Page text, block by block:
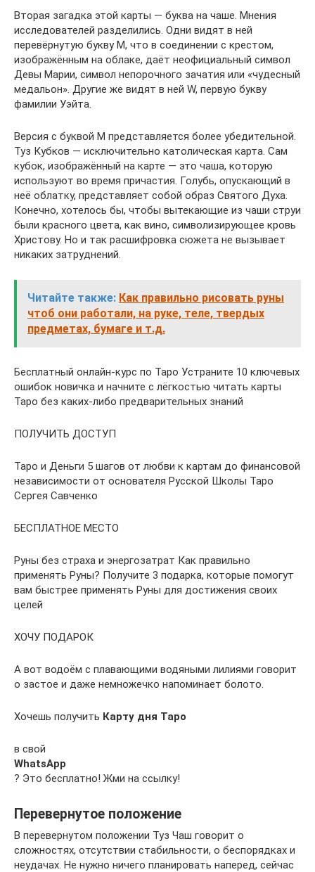
Вторая загадка этой карты ― буква на чаше. Мнения
исследователей разделились. Одни видят в ней
перевёрнутую букву М, что в соединении с крестом,
изображённым на облаке, даёт неофициальный символ
Девы Марии, символ непорочного зачатия или «чудесный
медальон». Другие же видят в ней W, первую букву
фамилии Уэйта.
Версия с буквой М представляется более убедительной.
Туз Кубков ― исключительно католическая карта. Сам
кубок, изображённый на карте ― это чаша, которую
используют во время причастия. Голубь, опускающий в
неё облатку, представляет собой образ Святого Духа.
Конечно, хотелось бы, чтобы вытекающие из чаши струи
были красного цвета, как вино, символизирующее кровь
Христову. Но и так расшифровка сюжета не вызывает
никаких затруднений.
Читайте также: Как правильно рисовать руны
чтоб они работали, на руке, теле, твердых
предметах, бумаге и т.д.
Бесплатный онлайн-курс по Таро Устраните 10 ключевых
ошибок новичка и начните с лёгкостью читать карты
Таро без каких-либо предварительных знаний
ПОЛУЧИТЬ ДОСТУП
Таро и Деньги 5 шагов от любви к картам до финансовой
независимости от основателя Русской Школы Таро
Сергея Савченко
БЕСПЛАТНОЕ МЕСТО
Руны без страха и энергозатрат Как правильно
применять Руны? Получите 3 подарка, которые помогут
вам быстрее применять Руны для достижения своих
целей
ХОЧУ ПОДАРОК
А вот водоём с плавающими водяными лилиями говорит
о застое и даже немножечко напоминает болото.
Хочешь получить Карту дня Таро
в свой
WhatsApp
? Это бесплатно! Жми на ссылку!
Перевернутое положение
В перевернутом положении Туз Чаш говорит о
сложностях, отсутствии стабильности, о беспорядках и
неудачах. Не нужно ничего планировать наперед, сейчас